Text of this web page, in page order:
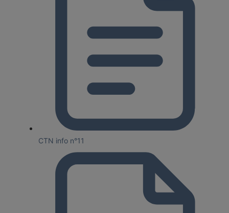
CTN info n°11